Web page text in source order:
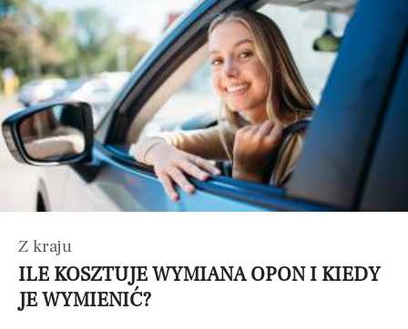
Z kraju
ILE KOSZTUJE WYMIANA OPON I KIEDY
JE WYMIENIĆ?